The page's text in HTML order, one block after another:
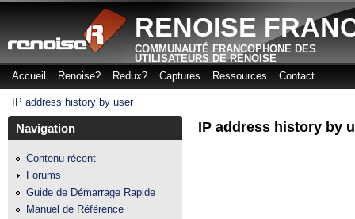
RENOISE
COMMUNAUTÉ FRANCOPHONE DES
UTILISATEURS DE RENOISE
Menu principal
Accueil Renoise? Redux? Captures Ressources Contact
Vous êtes ici
IP address history by user
IP address history by
Navigation
Contenu récent
Forums
Guide de Démarrage Rapide
Manuel de Référence